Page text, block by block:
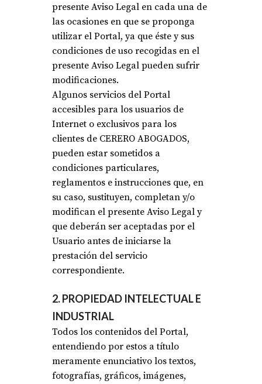
presente Aviso Legal en cada una de
las ocasiones en que se proponga
utilizar el Portal, ya que éste y sus
condiciones de uso recogidas en el
presente Aviso Legal pueden sufrir
modificaciones.
Algunos servicios del Portal
accesibles para los usuarios de
Internet o exclusivos para los
clientes de CERERO ABOGADOS,
pueden estar sometidos a
condiciones particulares,
reglamentos e instrucciones que, en
su caso, sustituyen, completan y/o
modifican el presente Aviso Legal y
que deberán ser aceptadas por el
Usuario antes de iniciarse la
prestación del servicio
correspondiente.
2. PROPIEDAD INTELECTUAL E
INDUSTRIAL
Todos los contenidos del Portal,
entendiendo por estos a título
meramente enunciativo los textos,
fotografías, gráficos, imágenes,